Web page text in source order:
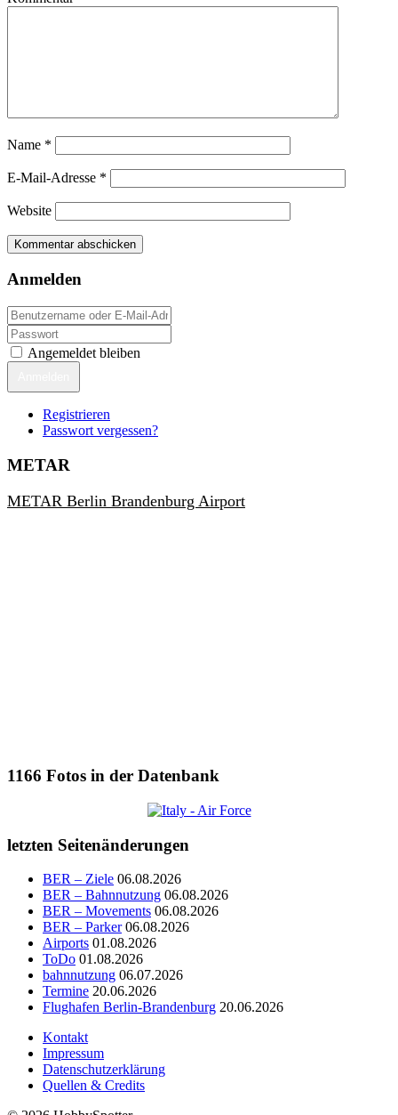
Name *
E-Mail-Adresse *
Website
Anmelden
Angemeldet bleiben
Registrieren
Passwort vergessen?
METAR
METAR Berlin Brandenburg Airport
1166 Fotos in der Datenbank
letzten Seitenänderungen
BER – Ziele 06.08.2026
BER – Bahnnutzung 06.08.2026
BER – Movements 06.08.2026
BER – Parker 06.08.2026
Airports 01.08.2026
ToDo 01.08.2026
bahnnutzung 06.07.2026
Termine 20.06.2026
Flughafen Berlin-Brandenburg 20.06.2026
Kontakt
Impressum
Datenschutzerklärung
Quellen & Credits